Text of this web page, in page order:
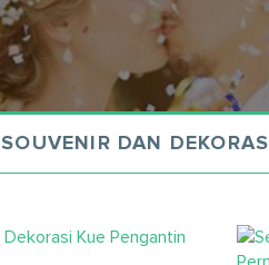
SOUVENIR DAN DEKORASI